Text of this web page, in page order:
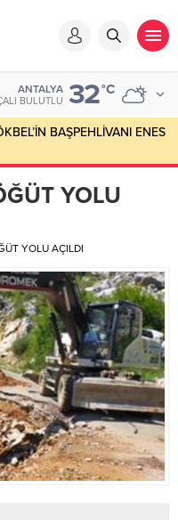
ANTALYA
BULUTLU 32°C
BAŞPEHLİVANI ENES
YOLU
YOLU AÇILDI